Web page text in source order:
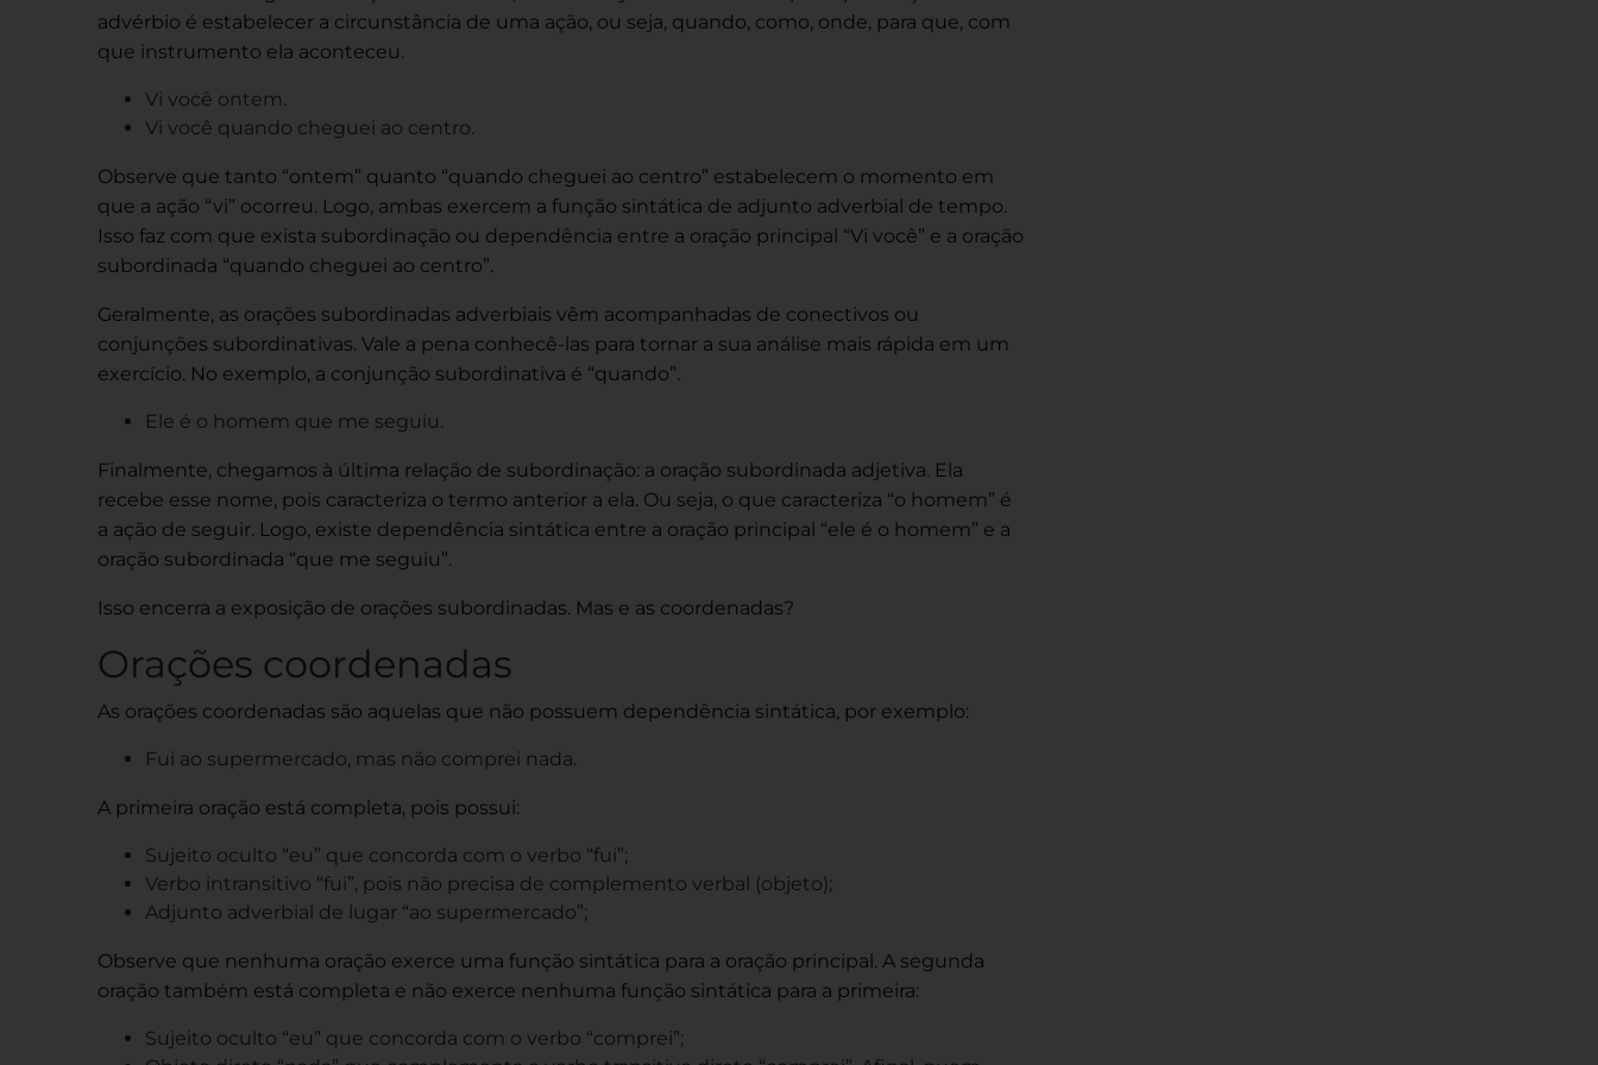
advérbio é estabelecer a circunstância de uma ação, ou seja, quando, como, onde, para que, com
que instrumento ela aconteceu.
Vi você ontem.
Vi você quando cheguei ao centro.
Observe que tanto “ontem” quanto “quando cheguei ao centro” estabelecem o momento em
que a ação “vi” ocorreu. Logo, ambas exercem a função sintática de adjunto adverbial de tempo.
Isso faz com que exista subordinação ou dependência entre a oração principal “Vi você” e a oração
subordinada “quando cheguei ao centro”.
Geralmente, as orações subordinadas adverbiais vêm acompanhadas de conectivos ou
conjunções subordinativas. Vale a pena conhecê-las para tornar a sua análise mais rápida em um
exercício. No exemplo, a conjunção subordinativa é “quando”.
Ele é o homem que me seguiu.
Finalmente, chegamos à última relação de subordinação: a oração subordinada adjetiva. Ela
recebe esse nome, pois caracteriza o termo anterior a ela. Ou seja, o que caracteriza “o homem” é
a ação de seguir. Logo, existe dependência sintática entre a oração principal “ele é o homem” e a
oração subordinada “que me seguiu”.
Isso encerra a exposição de orações subordinadas. Mas e as coordenadas?
Orações coordenadas
As orações coordenadas são aquelas que não possuem dependência sintática, por exemplo:
Fui ao supermercado, mas não comprei nada.
A primeira oração está completa, pois possui:
Sujeito oculto “eu” que concorda com o verbo “fui”;
Verbo intransitivo “fui”, pois não precisa de complemento verbal (objeto);
Adjunto adverbial de lugar “ao supermercado”;
Observe que nenhuma oração exerce uma função sintática para a oração principal. A segunda
oração também está completa e não exerce nenhuma função sintática para a primeira:
Sujeito oculto “eu” que concorda com o verbo “comprei”;